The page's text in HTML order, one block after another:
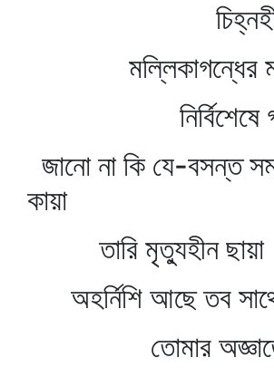
মল্লিকাগন্ধের
নির্বিশেষে
জানো না কি যে-বসন্ত
কায়া
তারি মৃত্যুহীন ছায়া
অহর্নিশি আছে তব
তোমার